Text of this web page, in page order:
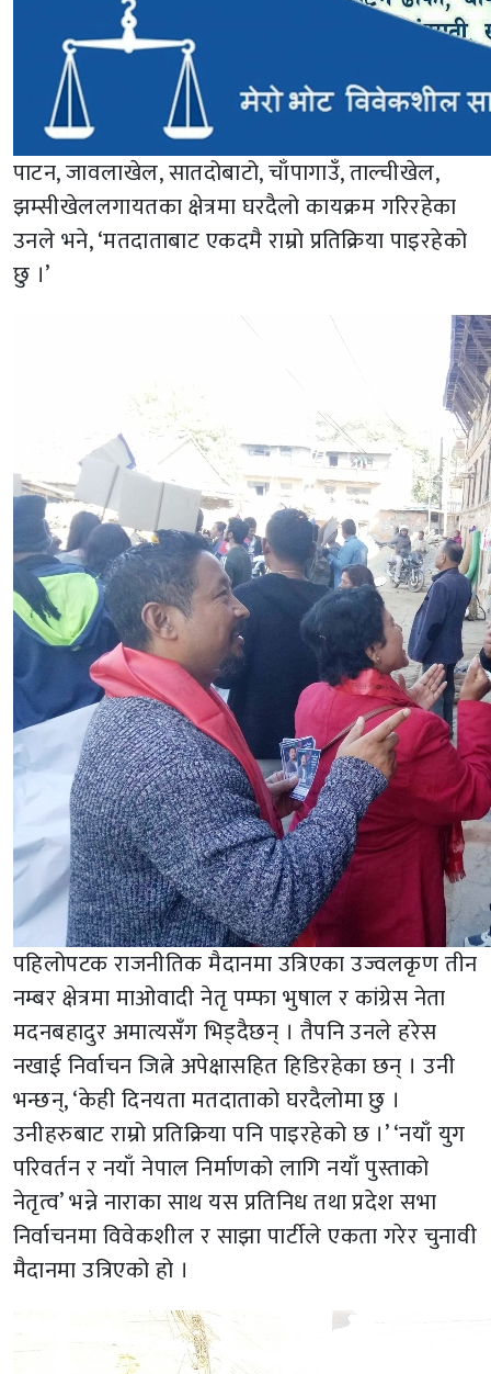
पाटन, जावलाखेल, सातदोबाटो, चाँपागाउँ, ताल्चीखेल,
झम्सीखेललगायतका क्षेत्रमा घरदैलो कायक्रम गरिरहेका
उनले भने, ‘मतदाताबाट एकदमै राम्रो प्रतिक्रिया पाइरहेको
छु ।’
पहिलोपटक राजनीतिक मैदानमा उत्रिएका उज्वलकृण तीन
नम्बर क्षेत्रमा माओवादी नेतृ पम्फा भुषाल र कांग्रेस नेता
मदनबहादुर अमात्यसँग भिड्दैछन् । तैपनि उनले हरेस
नखाई निर्वाचन जित्ने अपेक्षासहित हिडिरहेका छन् । उनी
भन्छन्, ‘केही दिनयता मतदाताको घरदैलोमा छु ।
उनीहरुबाट राम्रो प्रतिक्रिया पनि पाइरहेको छ ।’ ‘नयाँ युग
परिवर्तन र नयाँ नेपाल निर्माणको लागि नयाँ पुस्ताको
नेतृत्व’ भन्ने नाराका साथ यस प्रतिनिध तथा प्रदेश सभा
निर्वाचनमा विवेकशील र साझा पार्टीले एकता गरेर चुनावी
मैदानमा उत्रिएको हो ।